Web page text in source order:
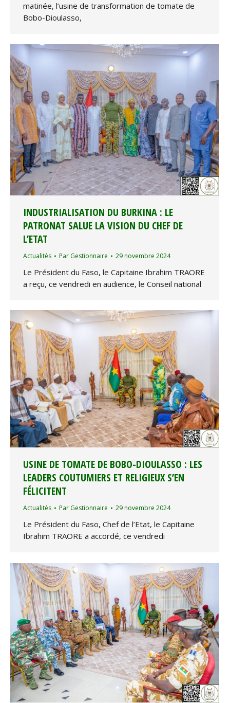
matinée, l’usine de transformation de tomate de
Bobo-Dioulasso,
INDUSTRIALISATION DU BURKINA : LE
PATRONAT SALUE LA VISION DU CHEF DE
L’ETAT
Actualités Par Gestionnaire 29 novembre 2024
Le Président du Faso, le Capitaine Ibrahim TRAORE
a reçu, ce vendredi en audience, le Conseil national
USINE DE TOMATE DE BOBO-DIOULASSO : LES
LEADERS COUTUMIERS ET RELIGIEUX S’EN
FÉLICITENT
Actualités Par Gestionnaire 29 novembre 2024
Le Président du Faso, Chef de l’Etat, le Capitaine
Ibrahim TRAORE a accordé, ce vendredi